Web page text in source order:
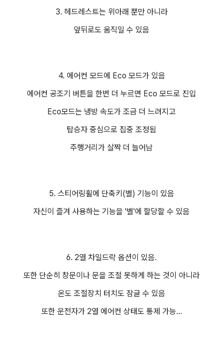
3. 헤드레스트는 위아래 뿐만 아니라
앞뒤로도 움직일 수 있음
4. 에어컨 모드에 Eco 모드가 있음
에어컨 공조기 버튼을 한번 더 누르면 Eco 모드로 진입
Eco모드는 냉방 속도가 조금 더 느려지고
탑승자 중심으로 집중 조정됨
주행거리가 살짝 더 늘어남
5. 스티어링휠에 단축키(별) 기능이 있음
자신이 즐겨 사용하는 기능을 '별'에 할당할 수 있음
6. 2열 차일드락 옵션이 있음.
또한 단순히 창문이나 문을 조절 못하게 하는 것이 아니라
온도 조절장치 터치도 잠글 수 있음
또한 운전자가 2열 에어컨 상태도 통제 가능...